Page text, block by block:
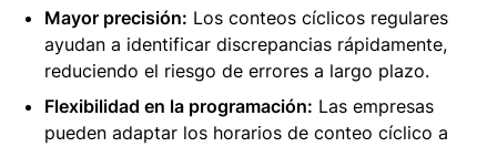
Mayor precisión: Los conteos cíclicos regulares
ayudan a identificar discrepancias rápidamente,
reduciendo el riesgo de errores a largo plazo.
Flexibilidad en la programación: Las empresas
pueden adaptar los horarios de conteo cíclico a